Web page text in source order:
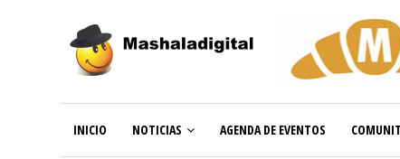
INICIO NOTICIAS AGENDA DE EVENTOS